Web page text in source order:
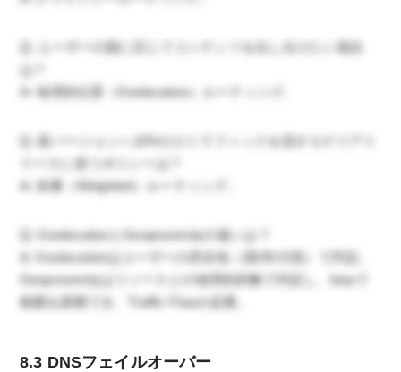
Q: ユーザーの国に応じてコンテンツを出し分けたい場合
A: 地理的位置（Geolocation）ルーティング。
Q: 新バージョンへ10%だけトラフィックを流すカナリアリ
リースに使うポリシーは？
A: 加重（Weighted）ルーティング。
Q: GeolocationとGeoproximityの違いは？
A: Geolocationはユーザーの所在地（国/州/大陸）で判定。
Geoproximityはリソースとの地理的距離で判定し、biasで
範囲を調整でき、Traffic Flowが必要。
8.3 DNSフェイルオーバー